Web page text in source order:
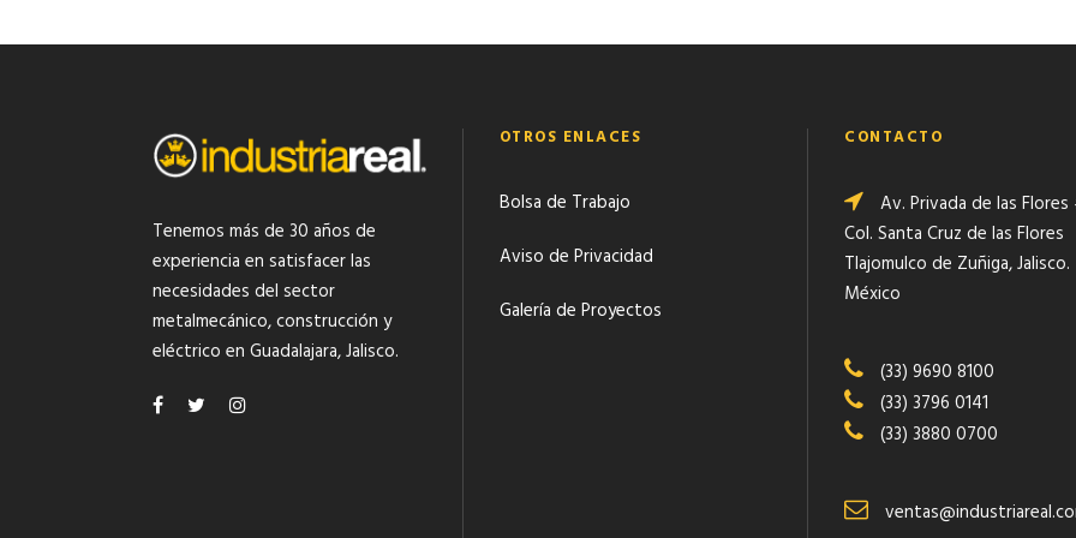
Tenemos más de 30 años de
experiencia en satisfacer las
necesidades del sector
metalmecánico,construcción y
eléctrico en Guadalajara, Jalisco.
OTROS ENLACES
Bolsa de Trabajo
Aviso de Privacidad
Galería de Proyectos
CONTACTO
Av. Privada de las
Col. Santa Cruz de las Flores
Tlajomulco de Zuñiga, Jalisco.
México
(33) 9690 8100
(33) 3796 0141
(33) 3880 0700